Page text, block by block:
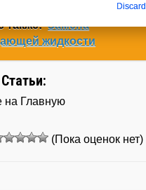
также: Замена
жидкости
на Главную
(Пока оценок нет)
Discard